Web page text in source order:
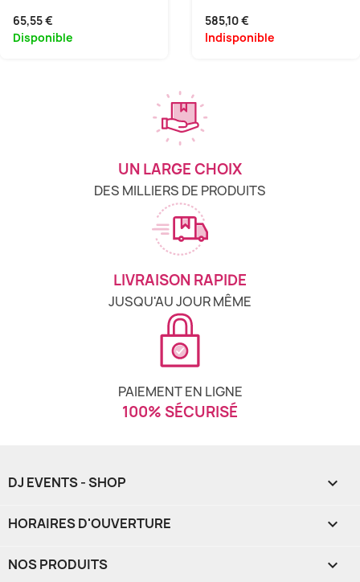
65,55 €
Disponible
585,10 €
Indisponible
UN LARGE CHOIX
DES MILLIERS DE PRODUITS
LIVRAISON RAPIDE
JUSQU'AU JOUR MÊME
PAIEMENT EN LIGNE
100% SÉCURISÉ
DJ EVENTS - SHOP 
HORAIRES D'OUVERTURE 
NOS PRODUITS 